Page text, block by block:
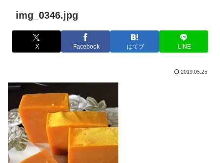
img_0346.jpg
X Facebook はてブ LINE
2019.05.25